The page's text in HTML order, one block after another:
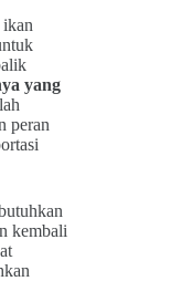
ikan
yang
peran
kembali